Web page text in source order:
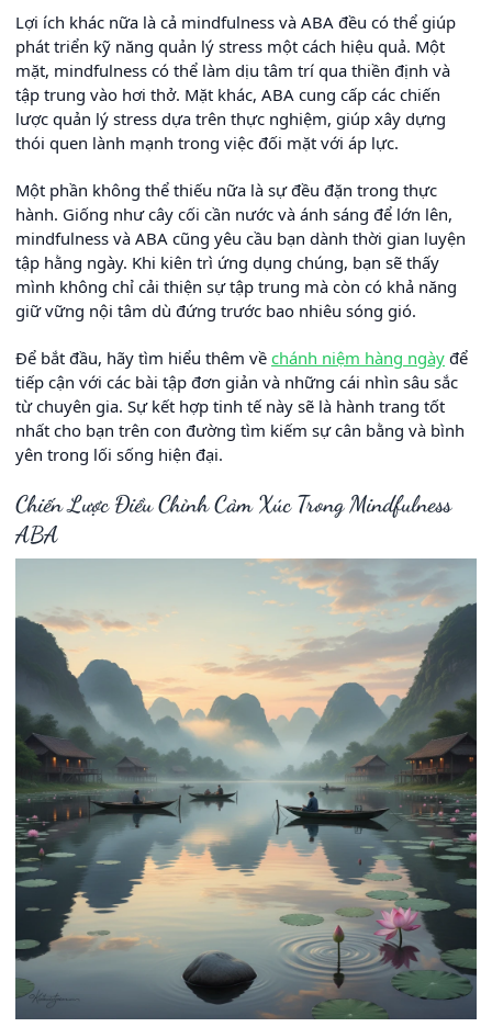
Lợi ích khác nữa là cả mindfulness và ABA đều có thể giúp
phát triển kỹ năng quản lý stress một cách hiệu quả. Một
mặt, mindfulness có thể làm dịu tâm trí qua thiền định và
tập trung vào hơi thở. Mặt khác, ABA cung cấp các chiến
lược quản lý stress dựa trên thực nghiệm, giúp xây dựng
thói quen lành mạnh trong việc đối mặt với áp lực.
Một phần không thể thiếu nữa là sự đều đặn trong thực
hành. Giống như cây cối cần nước và ánh sáng để lớn lên,
mindfulness và ABA cũng yêu cầu bạn dành thời gian luyện
tập hằng ngày. Khi kiên trì ứng dụng chúng, bạn sẽ thấy
mình không chỉ cải thiện sự tập trung mà còn có khả năng
giữ vững nội tâm dù đứng trước bao nhiêu sóng gió.
Để bắt đầu, hãy tìm hiểu thêm về chánh niệm hàng ngày để
tiếp cận với các bài tập đơn giản và những cái nhìn sâu sắc
từ chuyên gia. Sự kết hợp tinh tế này sẽ là hành trang tốt
nhất cho bạn trên con đường tìm kiếm sự cân bằng và bình
yên trong lối sống hiện đại.
Chiến Lược Điều Chỉnh Cảm Xúc Trong Mindfulness
ABA